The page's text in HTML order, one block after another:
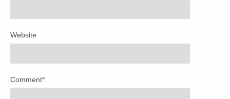
Website
Comment*